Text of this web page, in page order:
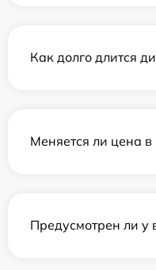
Как долго длится
Меняется ли цена в
Предусмотрен ли у